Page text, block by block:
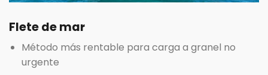
Flete de mar
Método más rentable para carga a granel no
urgente